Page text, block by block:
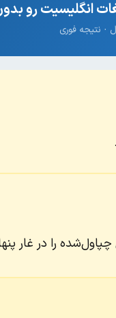
انگلیسیت رو
را در غار